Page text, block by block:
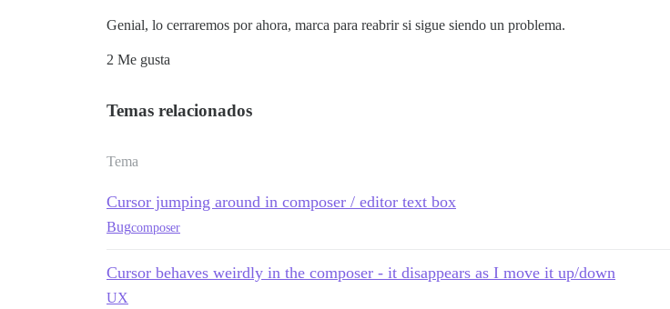
Genial, lo cerraremos por ahora, marca para reabrir si sigue siendo un problema.
2 Me gusta
Temas relacionados
Tema
Cursor jumping around in composer / editor text box
Bugcomposer
Cursor behaves weirdly in the composer - it disappears as I move it up/down
UX